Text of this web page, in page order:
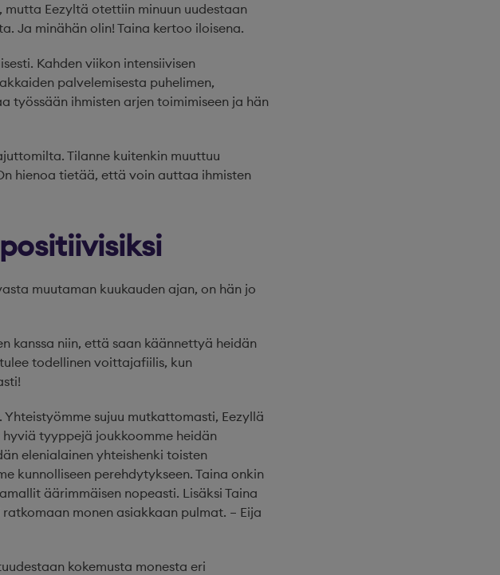
Eezyltä otettiin minuun uudestaan
Ja minähän olin! Taina kertoo iloisena.
Kahden viikon intensiivisen
palvelemisesta puhelimen,
työssään ihmisten arjen toimimiseen ja hän
Tilanne kuitenkin muuttuu
hienoa tietää, että voin auttaa ihmisten
muutaman kuukauden ajan, on hän jo
kanssa niin, että saan käännettyä heidän
todellinen voittajafiilis, kun
sujuu mutkattomasti, Eezyllä
tyyppejä joukkoomme heidän
elenialainen yhteishenki toisten
kunnolliseen perehdytykseen. Taina onkin
äärimmäisen nopeasti. Lisäksi Taina
monen asiakkaan pulmat. – Eija
kokemusta monesta eri